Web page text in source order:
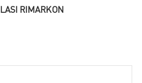
LASI RIMARKON